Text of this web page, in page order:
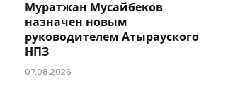
Муратжан Мусайбеков
назначен новым
руководителем Атырауского
НПЗ
07.08.2026